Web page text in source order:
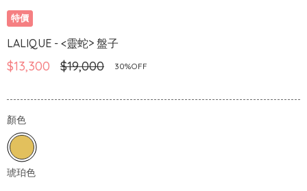
特價
LALIQUE - <靈蛇> 盤子
$13,300 $19,000 30%OFF
顏色